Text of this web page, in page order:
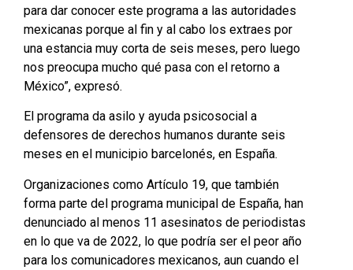
para dar conocer este programa a las autoridades
mexicanas porque al fin y al cabo los extraes por
una estancia muy corta de seis meses, pero luego
nos preocupa mucho qué pasa con el retorno a
México”, expresó.
El programa da asilo y ayuda psicosocial a
defensores de derechos humanos durante seis
meses en el municipio barcelonés, en España.
Organizaciones como Artículo 19, que también
forma parte del programa municipal de España, han
denunciado al menos 11 asesinatos de periodistas
en lo que va de 2022, lo que podría ser el peor año
para los comunicadores mexicanos, aun cuando el